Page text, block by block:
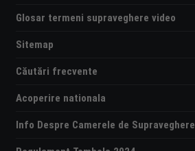
Glosar termeni supraveghere video
Sitemap
Căutări frecvente
Acoperire nationala
Info Despre Camerele de Supraveghere